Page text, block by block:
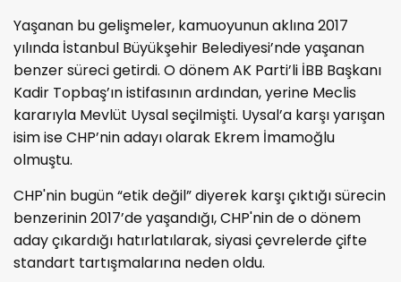
Yaşanan bu gelişmeler, kamuoyunun aklına 2017
yılında İstanbul Büyükşehir Belediyesi’nde yaşanan
benzer süreci getirdi. O dönem AK Parti’li İBB Başkanı
Kadir Topbaş’ın istifasının ardından, yerine Meclis
kararıyla Mevlüt Uysal seçilmişti. Uysal’a karşı yarışan
isim ise CHP’nin adayı olarak Ekrem İmamoğlu
olmuştu.
CHP'nin bugün “etik değil” diyerek karşı çıktığı sürecin
benzerinin 2017’de yaşandığı, CHP'nin de o dönem
aday çıkardığı hatırlatılarak, siyasi çevrelerde çifte
standart tartışmalarına neden oldu.